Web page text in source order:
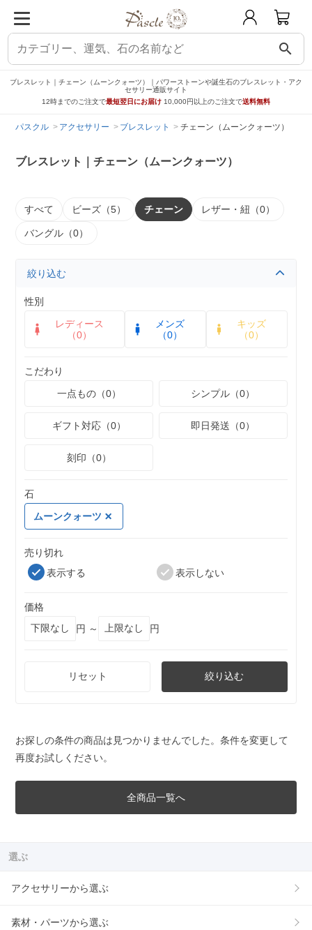
search
ブレスレット｜チェーン（ムーンクォーツ）｜パワーストーンや誕生石のブレスレット・アク
セサリー通販サイト
12時までのご注文で最短翌日にお届け 10,000円以上のご注文で送料無料
パスクル アクセサリー ブレスレット チェーン（ムーンクォーツ）
ブレスレット｜チェーン（ムーンクォーツ）
すべて ビーズ（5） チェーン レザー・紐（0）
バングル（0）
絞り込む
性別
レディース
（0）
メンズ
（0）
キッズ
（0）
こだわり
一点もの（0）
シンプル（0）
ギフト対応（0） 即日発送（0）
刻印（0）
石
ムーンクォーツ
売り切れ
表示する
表示しない
価格
円 ～
円
リセット 絞り込む
お探しの条件の商品は見つかりませんでした。条件を変更して
再度お試しください。
全商品一覧へ
選ぶ
アクセサリーから選ぶ
素材・パーツから選ぶ